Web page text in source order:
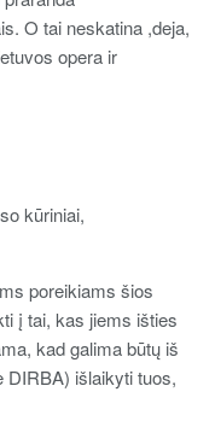
O tai neskatina ,deja,
opera ir
kūriniai,
poreikiams šios
į tai, kas jiems išties
kad galima būtų iš
DIRBA) išlaikyti tuos,